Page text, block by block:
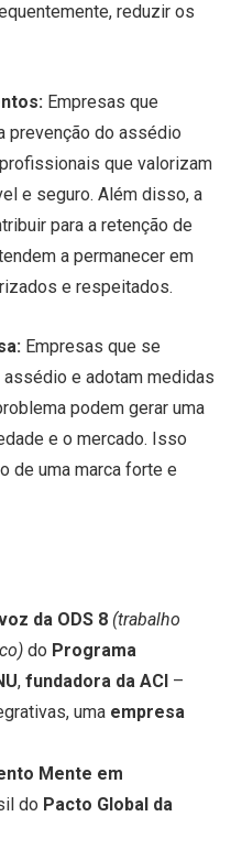
reduzir os
Empresas que
prevenção do assédio
que valorizam
e seguro. Além disso, a
para a retenção de
a permanecer em
e respeitados.
Empresas que se
e adotam medidas
podem gerar uma
e o mercado. Isso
de uma marca forte e
da ODS 8 (trabalho
do Programa
, fundadora da ACI –
uma empresa
Mente em
do Pacto Global da